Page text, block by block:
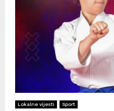
Lokalne vijesti Sport